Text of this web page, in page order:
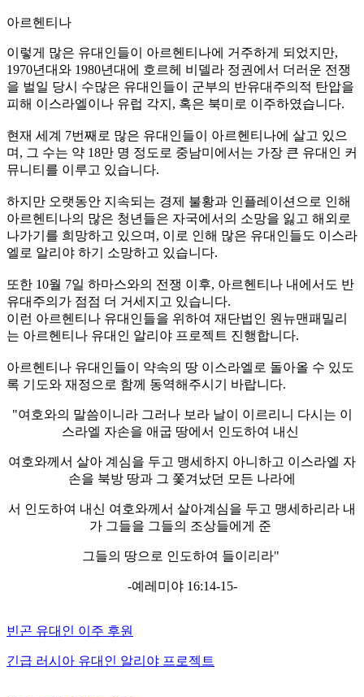
아르헨티나
이렇게 많은 유대인들이 아르헨티나에 거주하게 되었지만,
1970년대와 1980년대에 호르헤 비델라 정권에서 더러운 전쟁
을 벌일 당시 수많은 유대인들이 군부의 반유대주의적 탄압을
피해 이스라엘이나 유럽 각지, 혹은 북미로 이주하였습니다.
현재 세계 7번째로 많은 유대인들이 아르헨티나에 살고 있으
며, 그 수는 약 18만 명 정도로 중남미에서는 가장 큰 유대인 커
뮤니티를 이루고 있습니다.
하지만 오랫동안 지속되는 경제 불황과 인플레이션으로 인해
아르헨티나의 많은 청년들은 자국에서의 소망을 잃고 해외로
나가기를 희망하고 있으며, 이로 인해 많은 유대인들도 이스라
엘로 알리야 하기 소망하고 있습니다.
또한 10월 7일 하마스와의 전쟁 이후, 아르헨티나 내에서도 반
유대주의가 점점 더 거세지고 있습니다.
이런 아르헨티나 유대인들을 위하여 재단법인 원뉴맨패밀리
는 아르헨티나 유대인 알리야 프로젝트 진행합니다.
아르헨티나 유대인들이 약속의 땅 이스라엘로 돌아올 수 있도
록 기도와 재정으로 함께 동역해주시기 바랍니다.
"여호와의 말씀이니라 그러나 보라 날이 이르리니 다시는 이
스라엘 자손을 애굽 땅에서 인도하여 내신
여호와께서 살아 계심을 두고 맹세하지 아니하고 이스라엘 자
손을 북방 땅과 그 쫓겨났던 모든 나라에
서 인도하여 내신 여호와께서 살아계심을 두고 맹세하리라 내
가 그들을 그들의 조상들에게 준
그들의 땅으로 인도하여 들이리라"
-예레미야 16:14-15-
빈곤 유대인 이주 후원
긴급 러시아 유대인 알리야 프로젝트